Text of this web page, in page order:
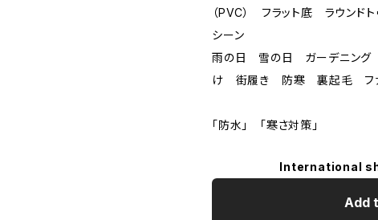
（PVC） フラット底 ラウンド
シーン
雨の日 雪の日 ガーデニン
け 街履き 防寒 裏起毛 フ
「防水」 「寒さ対策」
International
Add